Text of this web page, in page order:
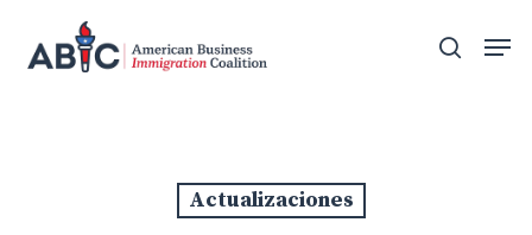
search
Actualizaciones